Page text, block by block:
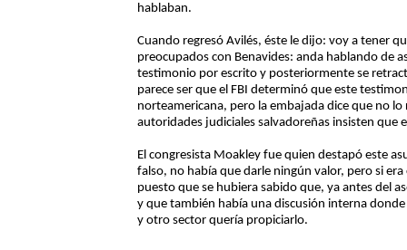
hablaban.
Cuando regresó Avilés, éste le dijo: voy a tener
preocupados con Benavides: anda hablando de
testimonio por escrito y posteriormente se
parece ser que el FBI determinó que este
norteamericana, pero la embajada dice que no lo
autoridades judiciales salvadoreñas insisten que
El congresista Moakley fue quien destapó este
falso, no había que darle ningún valor, pero si
puesto que se hubiera sabido que, ya antes del
y que también había una discusión interna
y otro sector quería propiciarlo.